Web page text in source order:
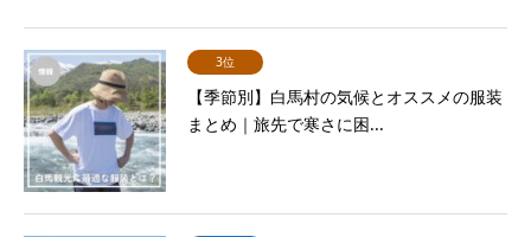
3位
【季節別】白馬村の気候とオススメの服装
まとめ｜旅先で寒さに困...